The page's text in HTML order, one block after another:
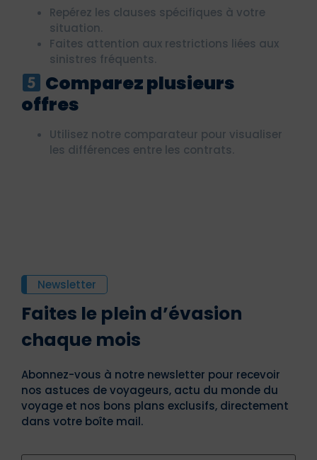
Repérez les clauses spécifiques à votre
situation.
Faites attention aux restrictions liées aux
sinistres fréquents.
Comparez plusieurs
offres
Utilisez notre comparateur pour visualiser
les différences entre les contrats.
Newsletter
Faites le plein d’évasion
chaque mois
Abonnez-vous à notre newsletter pour recevoir
nos astuces de voyageurs, actu du monde du
voyage et nos bons plans exclusifs, directement
dans votre boîte mail.